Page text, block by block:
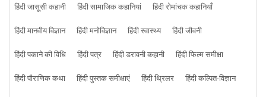
हिंदी जासूसी कहानी
हिंदी सामाजिक कहानियां
हिंदी रोमांचक कहानियाँ
हिंदी मानवीय विज्ञान
हिंदी मनोविज्ञान हिंदी स्वास्थ्य
हिंदी जीवनी
हिंदी पकाने की विधि
हिंदी पत्र हिंदी डरावनी कहानी
हिंदी फिल्म समीक्षा
हिंदी पौराणिक कथा
हिंदी पुस्तक समीक्षाएं हिंदी थ्रिलर
हिंदी कल्पित-विज्ञान